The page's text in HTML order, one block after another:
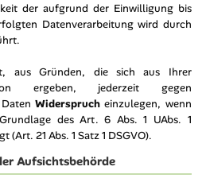
der aufgrund der Einwilligung bis
Datenverarbeitung wird durch
aus Gründen, die sich aus Ihrer
ergeben, jederzeit gegen
Widersprucheinzulegen, wenn
des Art. 6 Abs. 1 UAbs. 1
(Art. 21 Abs. 1 Satz 1 DSGVO).
Aufsichtsbehörde